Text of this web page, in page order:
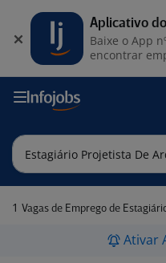
1 Vagas de Emprego de Estagiário
Ativar
Aplicativo
Baixe o App
encontrar